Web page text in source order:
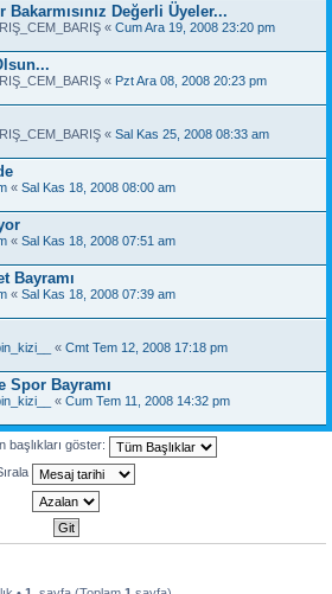
Değerli Üyeler...
« Cum Ara 19, 2008 23:20 pm
« Pzt Ara 08, 2008 20:23 pm
« Sal Kas 25, 2008 08:33 am
« Sal Kas 18, 2008 08:00 am
« Sal Kas 18, 2008 07:51 am
Bayramı
« Sal Kas 18, 2008 07:39 am
« Cmt Tem 12, 2008 17:18 pm
Spor Bayramı
« Cum Tem 11, 2008 14:32 pm
başlıkları göster: